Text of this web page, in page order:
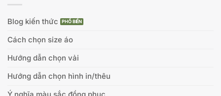
Blog kiến thức
Cách chọn size áo
Hướng dẫn chọn vải
Hướng dẫn chọn hình in/thêu
Ý nghĩa màu sắc đồng phục